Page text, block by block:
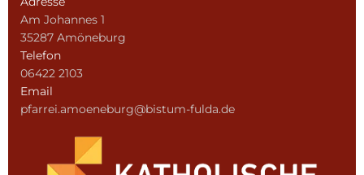
Am Johannes 1
35287 Amöneburg
Telefon
06422 2103
Email
pfarrei.amoeneburg@bistum-fulda.de